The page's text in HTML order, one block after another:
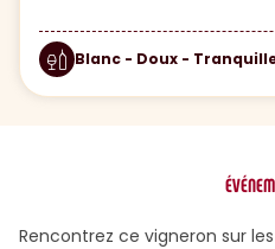
Blanc - Doux -
Rencontrez ce vigneron sur